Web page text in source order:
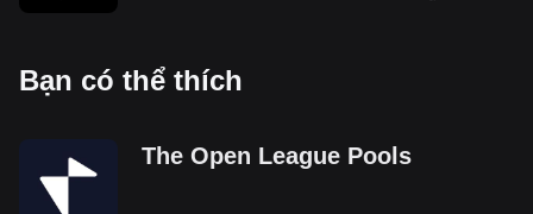
của dự án.
Bạn có thể thích
The Open League Pools